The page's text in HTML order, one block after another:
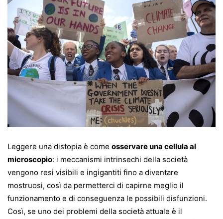
Leggere una distopia è come osservare una cellula al
microscopio: i meccanismi intrinsechi della società
vengono resi visibili e ingigantiti fino a diventare
mostruosi, così da permetterci di capirne meglio il
funzionamento e di conseguenza le possibili disfunzioni.
Così, se uno dei problemi della società attuale è il